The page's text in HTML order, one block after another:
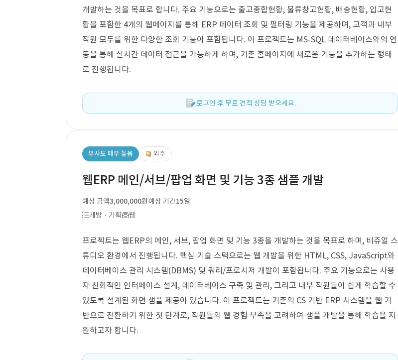
개발하는 것을 목표로 합니다. 주요 기능으로는 출고종합현황, 물류창고현황, 배송현황, 입고현
황을 포함한 4개의 웹페이지를 통해 ERP 데이터 조회 및 필터링 기능을 제공하며, 고객과 내부
직원 모두를 위한 다양한 조회 기능이 포함됩니다. 이 프로젝트는 MS-SQL 데이터베이스와의 연
동을 통해 실시간 데이터 접근을 가능하게 하며, 기존 홈페이지에 새로운 기능을 추가하는 형태
로 진행됩니다.
로그인 후 무료 견적 상담 받으세요.
유사도 매우 높음 외주
웹ERP 메인/서브/팝업 화면 및 기능 3종 샘플 개발
예상 금액3,000,000원예상 기간15일
개발 · 기획
웹
프로젝트는 웹ERP의 메인, 서브, 팝업 화면 및 기능 3종을 개발하는 것을 목표로 하며, 비쥬얼 스
튜디오 환경에서 진행됩니다. 핵심 기술 스택으로는 웹 개발을 위한 HTML, CSS, JavaScript와
데이터베이스 관리 시스템(DBMS) 및 쿼리/프로시저 개발이 포함됩니다. 주요 기능으로는 사용
자 친화적인 인터페이스 설계, 데이터베이스 구축 및 관리, 그리고 내부 직원들이 쉽게 학습할 수
있도록 설계된 화면 샘플 제공이 있습니다. 이 프로젝트는 기존의 CS 기반 ERP 시스템을 웹 기
반으로 전환하기 위한 첫 단계로, 직원들의 웹 경험 부족을 고려하여 샘플 개발을 통해 학습을 지
원하고자 합니다.